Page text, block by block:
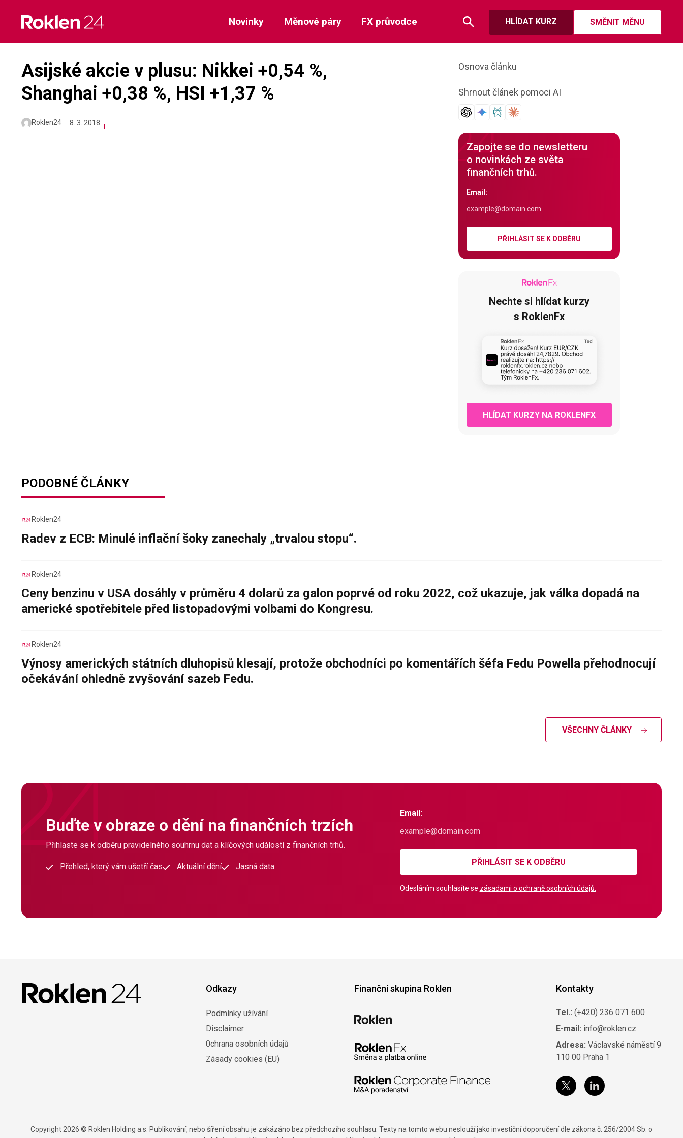
content
HLÍDAT KURZ SMĚNIT MĚNU
Novinky Měnové páry FX průvodce
Asijské akcie v plusu: Nikkei +0,54 %,
Shanghai +0,38 %, HSI +1,37 %
Roklen24 8. 3. 2018
Osnova článku
Shrnout článek pomoci AI
Zapojte se do newsletteru
o novinkách ze světa
finančních trhů.
Email:
PŘIHLÁSIT SE K ODBĚRU
Nechte si hlídat kurzy
s RoklenFx
HLÍDAT KURZY NA ROKLENFX
PODOBNÉ ČLÁNKY
Roklen24
Radev z ECB: Minulé inflační šoky zanechaly „trvalou stopu“.
Roklen24
Ceny benzinu v USA dosáhly v průměru 4 dolarů za galon poprvé od roku 2022, což ukazuje, jak válka dopadá na
americké spotřebitele před listopadovými volbami do Kongresu.
Roklen24
Výnosy amerických státních dluhopisů klesají, protože obchodníci po komentářích šéfa Fedu Powella přehodnocují
očekávání ohledně zvyšování sazeb Fedu.
VŠECHNY ČLÁNKY
Buďte v obraze o dění na finančních trzích
Přihlaste se k odběru pravidelného souhrnu dat a klíčových událostí z finančních trhů.
Přehled, který vám ušetří čas Aktuální dění Jasná data
Email:
PŘIHLÁSIT SE K ODBĚRU
Odesláním souhlasíte se zásadami o ochraně osobních údajů.
Odkazy
Podmínky užívání
Disclaimer
0chrana osobních údajů
Zásady cookies (EU)
Finanční skupina Roklen Kontakty
Tel.: (+420) 236 071 600
E-mail: info@roklen.cz
Adresa: Václavské náměstí 9
110 00 Praha 1
Copyright 2026 © Roklen Holding a.s. Publikování, nebo šíření obsahu je zakázáno bez předchozího souhlasu. Texty na tomto webu neslouží jako investiční doporučení dle zákona č. 256/2004 Sb. o